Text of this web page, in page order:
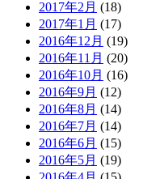
2017年2月 (18)
2017年1月 (17)
2016年12月 (19)
2016年11月 (20)
2016年10月 (16)
2016年9月 (12)
2016年8月 (14)
2016年7月 (14)
2016年6月 (15)
2016年5月 (19)